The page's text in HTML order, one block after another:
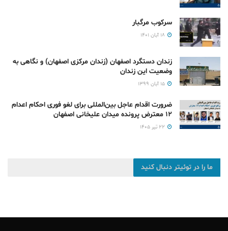
سرکوب مرگبار
زندان دستگرد اصفهان (زندان مرکزی اصفهان) و نگاهی به
وضعیت این زندان
ضرورت اقدام عاجل بین‌المللی برای لغو فوری احکام اعدام
۱۲ معترض پرونده میدان علیخانی اصفهان
ما را در توئیتر دنبال کنید